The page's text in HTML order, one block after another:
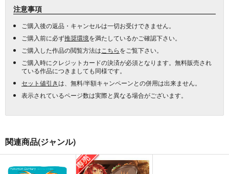
注意事項
ご購入後の返品・キャンセルは一切お受けできません。
ご購入前に必ず推奨環境を満たしているかご確認下さい。
ご購入した作品の閲覧方法は こちらをご覧下さい。
ご購入時にクレジットカードの決済が必須となります。無料販売され
ている作品につきましても同様です。
セット値引きは、無料/半額キャンペーンとの併用は出来ません。
表示されているページ数は実際と異なる場合がございます。
関連商品(ジャンル)